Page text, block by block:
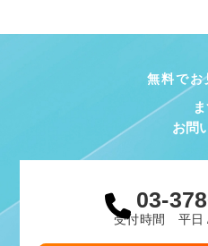
無料でお
お問
03-
受付時間 平日